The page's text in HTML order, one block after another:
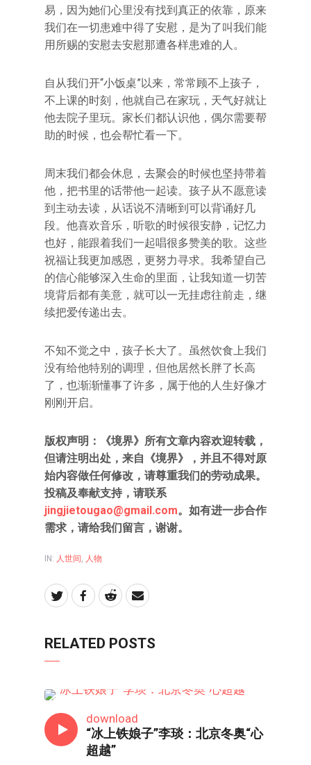
易，因为她们心里没有找到真正的依靠，原来
我们在一切患难中得了安慰，是为了叫我们能
用所赐的安慰去安慰那遭各样患难的人。
自从我们开“小饭桌”以来，常常顾不上孩子，
不上课的时刻，他就自己在家玩，天气好就让
他去院子里玩。家长们都认识他，偶尔需要帮
助的时候，也会帮忙看一下。
周末我们都会休息，去聚会的时候也坚持带着
他，把书里的话带他一起读。孩子从不愿意读
到主动去读，从话说不清晰到可以背诵好几
段。他喜欢音乐，听歌的时候很安静，记忆力
也好，能跟着我们一起唱很多赞美的歌。这些
祝福让我更加感恩，更努力寻求。我希望自己
的信心能够深入生命的里面，让我知道一切苦
境背后都有美意，就可以一无挂虑往前走，继
续把爱传递出去。
不知不觉之中，孩子长大了。虽然饮食上我们
没有给他特别的调理，但他居然长胖了长高
了，也渐渐懂事了许多，属于他的人生好像才
刚刚开启。
版权声明：
《境界》所有文章内容欢迎转载，
但请注明出处，来自《境界》，并且不得对原
始内容做任何修改，请尊重我们的劳动成果。
投稿及奉献支持，请联系
jingjietougao@gmail.com。如有进一步合作
需求，请给我们留言，谢谢。
IN: 人世间 , 人物
RELATED POSTS
download
“冰上铁娘子”李琰：北京冬奥“心
超越”